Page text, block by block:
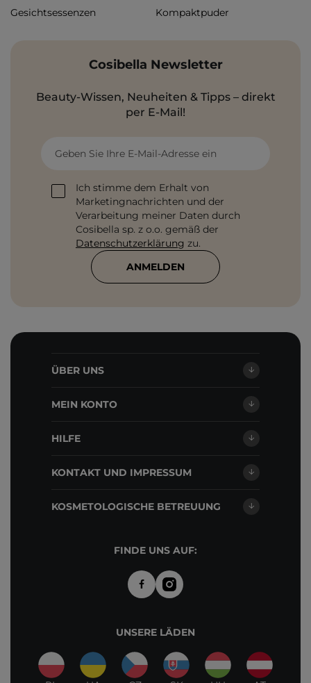
Gesichtsessenzen
Kompaktpuder
Cosibella Newsletter
Beauty-Wissen, Neuheiten & Tipps – direkt
per E-Mail!
Geben Sie Ihre E-Mail-Adresse ein
Ich stimme dem Erhalt von
Marketingnachrichten und der
Verarbeitung meiner Daten durch
Cosibella sp. z o.o. gemäß der
Datenschutzerklärung zu.
ANMELDEN
ÜBER UNS
MEIN KONTO
HILFE
KONTAKT UND IMPRESSUM
KOSMETOLOGISCHE BETREUUNG
FINDE UNS AUF:
UNSERE LÄDEN